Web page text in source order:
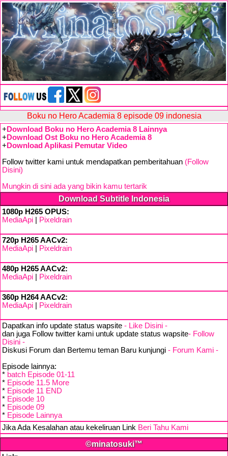
Boku no Hero Academia 8 episode 09 indonesia
+ Download Boku no Hero Academia 8 Lainnya
+ Download Ost Boku no Hero Academia 8
+ Download Aplikasi Pemutar Video
Follow twitter kami untuk mendapatkan pemberitahuan (Follow
Disini)
Mungkin di sini ada yang bikin kamu tertarik
Download Subtitle Indonesia
1080p H265 OPUS:
MediaApi
Pixeldrain
720p H265 AACv2:
MediaApi
Pixeldrain
480p H265 AACv2:
MediaApi
Pixeldrain
360p H264 AACv2:
MediaApi
Pixeldrain
Dapatkan info update status wapsite - Like Disini -
dan juga Follow twitter kami untuk update status wapsite- Follow
Disini -
Diskusi Forum dan Bertemu teman Baru kunjungi - Forum Kami -
Episode lainnya:
* batch Episode 01-11
* Episode 11.5 More
* Episode 11 END
* Episode 10
* Episode 09
* Episode Lainnya
Jika Ada Kesalahan atau kekeliruan Link Beri Tahu Kami
©minatosuki™